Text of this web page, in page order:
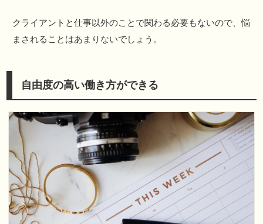
クライアントと仕事以外のことで関わる必要もないので、悩
まされることはあまりないでしょう。
自由度の高い働き方ができる